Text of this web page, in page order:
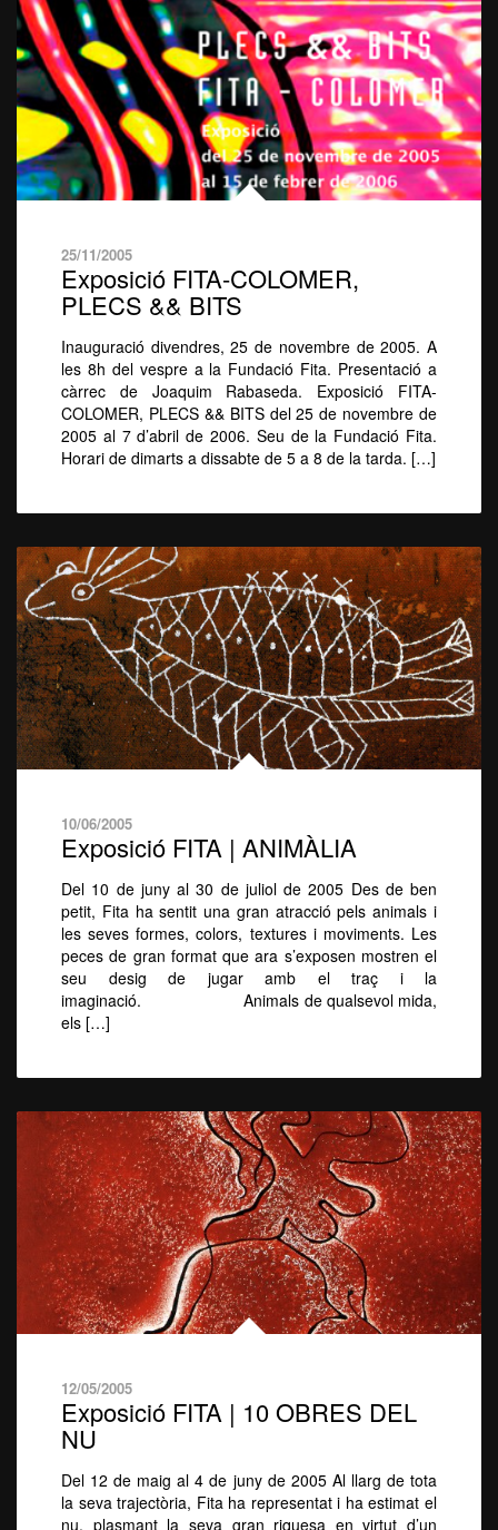
25/11/2005
Exposició FITA-COLOMER,
PLECS && BITS
Inauguració divendres, 25 de novembre de 2005. A
les 8h del vespre a la Fundació Fita. Presentació a
càrrec de Joaquim Rabaseda. Exposició FITA-
COLOMER, PLECS && BITS del 25 de novembre de
2005 al 7 d’abril de 2006. Seu de la Fundació Fita.
Horari de dimarts a dissabte de 5 a 8 de la tarda. […]
10/06/2005
Exposició FITA | ANIMÀLIA
Del 10 de juny al 30 de juliol de 2005 Des de ben
petit, Fita ha sentit una gran atracció pels animals i
les seves formes, colors, textures i moviments. Les
peces de gran format que ara s’exposen mostren el
seu desig de jugar amb el traç i la
imaginació. Animals de qualsevol mida,
els […]
12/05/2005
Exposició FITA | 10 OBRES DEL
NU
Del 12 de maig al 4 de juny de 2005 Al llarg de tota
la seva trajectòria, Fita ha representat i ha estimat el
nu, plasmant la seva gran riquesa en virtut d’un